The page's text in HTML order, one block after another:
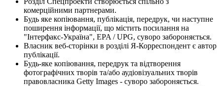
комерційними партнерами.
Будь яке копіювання, публікація, передрук, чи наступне
поширення інформації, що містить посилання на
"Інтерфакс-Україна", EPA / UPG, суворо забороняється.
Власник веб-сторінки в розділі Я-Корреспондент є автор
публікації.
Будь-яке копіювання, передрук та відтворення
фотографічних творів та/або аудіовізуальних творів
правовласника Getty Images - суворо забороняється.